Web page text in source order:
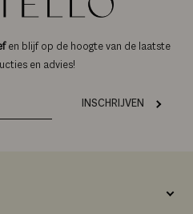
en blijf op de hoogte van de laatste
en advies!
INSCHRIJVEN